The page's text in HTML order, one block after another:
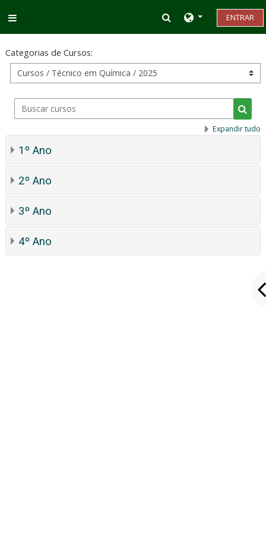
Alternar entrada
ENTRAR
Categorias de Cursos:
Buscar cursos
Expandir tudo
1º Ano
2º Ano
3º Ano
4º Ano